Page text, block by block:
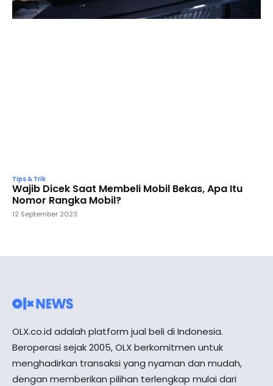
Tips & Trik
Wajib Dicek Saat Membeli Mobil Bekas, Apa Itu
Nomor Rangka Mobil?
12 September 2023
OLX.co.id adalah platform jual beli di Indonesia.
Beroperasi sejak 2005, OLX berkomitmen untuk
menghadirkan transaksi yang nyaman dan mudah,
dengan memberikan pilihan terlengkap mulai dari